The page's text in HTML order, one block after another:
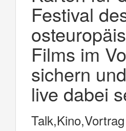
Festival
Films im
sichern
live dabei
Talk,Kino,Vortrag